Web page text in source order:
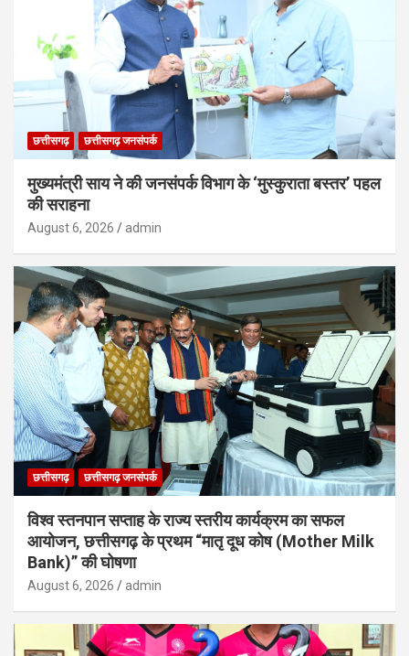
छत्तीसगढ़ छत्तीसगढ़ जनसंपर्क
मुख्यमंत्री साय ने की जनसंपर्क विभाग के ‘मुस्कुराता बस्तर’ पहल
की सराहना
August 6, 2026 admin
छत्तीसगढ़ छत्तीसगढ़ जनसंपर्क
विश्व स्तनपान सप्ताह के राज्य स्तरीय कार्यक्रम का सफल
आयोजन, छत्तीसगढ़ के प्रथम “मातृ दूध कोष (Mother Milk
Bank)” की घोषणा
August 6, 2026 admin